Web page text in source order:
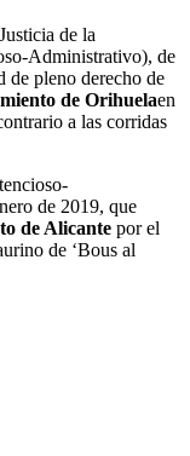
de la
Administrativo), de
de pleno derecho de
de Orihuelaen
a las corridas
de 2019, que
de Alicante por el
de ‘Bous al